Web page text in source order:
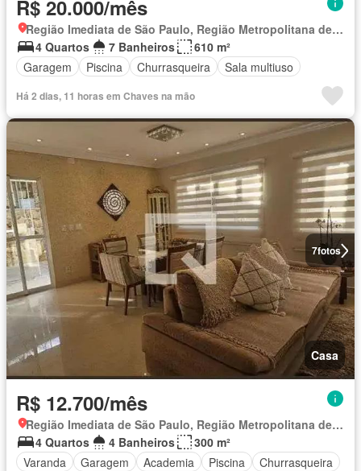
R$ 20.000/mês
Região Imediata de São Paulo, Região Metropolitana de São Paulo
4 Quartos
7 Banheiros
610 m²
Garagem
Piscina Churrasqueira Sala multiuso
Há 2 dias, 11 horas em Chaves na mão
7fotos
Casa
R$ 12.700/mês
Região Imediata de São Paulo, Região Metropolitana de São Paulo
4 Quartos
4 Banheiros
300 m²
Varanda
Garagem Academia Piscina
Churrasqueira